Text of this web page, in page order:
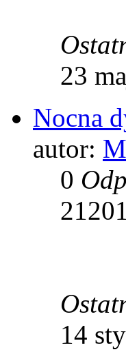
23
Nocna
autor:
0
21201
14